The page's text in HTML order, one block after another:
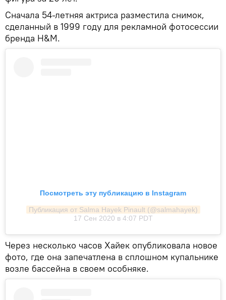
Сначала 54-летняя актриса разместила снимок,
сделанный в 1999 году для рекламной фотосессии
бренда H&M.
Посмотреть эту публикацию в Instagram
Публикация от Salma Hayek Pinault (@salmahayek)
17 Сен 2020 в 4:07 PDT
Через несколько часов Хайек опубликовала новое
фото, где она запечатлена в сплошном купальнике
возле бассейна в своем особняке.